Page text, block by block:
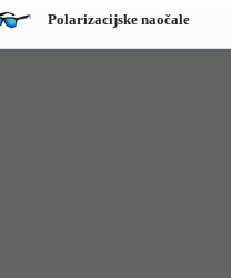
Polarizacijske naočale